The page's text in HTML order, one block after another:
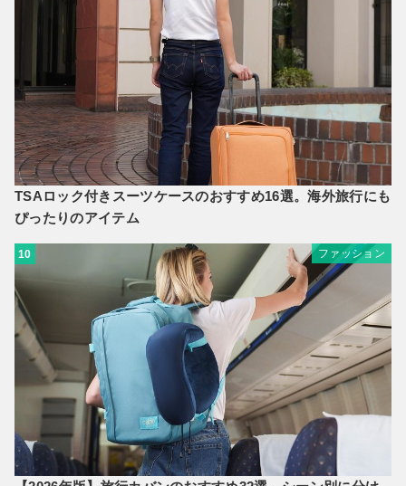
TSAロック付きスーツケースのおすすめ16選。海外旅行にも
ぴったりのアイテム
10 ファッション